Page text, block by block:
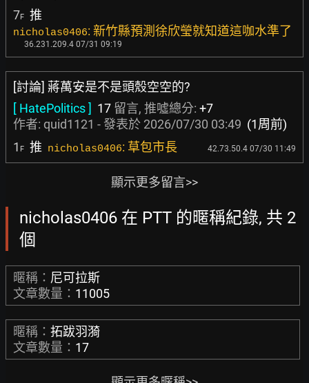
7F 推
nicholas0406: 新竹縣預測徐欣瑩就知道這咖水準了
36.231.209.4 07/31 09:19
[討論] 蔣萬安是不是頭殼空空的?
[ HatePolitics ] 17 留言, 推噓總分: +7
作者: quid1121 - 發表於 2026/07/30 03:49 (1周前)
1 F 推 nicholas0406: 草包市長 42.73.50.4 07/30 11:49
顯示更多留言>>
nicholas0406 在 PTT 的暱稱紀錄, 共 2
個
暱稱： 尼可拉斯
文章數量： 11005
暱稱： 拓跋羽漪
文章數量： 17